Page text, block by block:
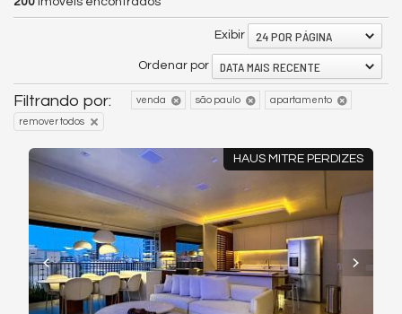
Exibir 24 POR PÁGINA
Ordenar por DATA MAIS RECENTE
Filtrando por: venda são paulo apartamento
remover todos
HAUS MITRE PERDIZES